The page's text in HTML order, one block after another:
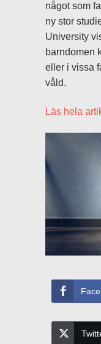
något som
ny stor
University
barndomen
eller i vissa
våld.
Läs hela